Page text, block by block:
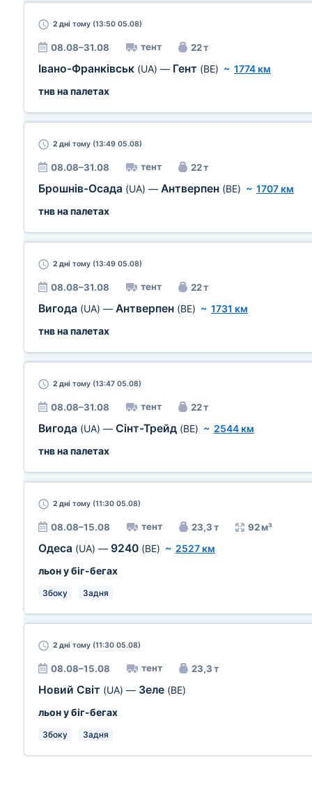
2 дні тому (13:50 05.08)
08.08–31.08 тент 22 т
Івано-Франківськ (UA) — Гент (BE) ~ 1774 км
тнв на палетах
2 дні тому (13:49 05.08)
08.08–31.08 тент 22 т
Брошнів-Осада (UA) — Антверпен (BE) ~ 1707 км
тнв на палетах
2 дні тому (13:49 05.08)
08.08–31.08 тент 22 т
Вигода (UA) — Антверпен (BE) ~ 1731 км
тнв на палетах
2 дні тому (13:47 05.08)
08.08–31.08 тент 22 т
Вигода (UA) — Сінт-Трейд (BE) ~ 2544 км
тнв на палетах
2 дні тому (11:30 05.08)
08.08–15.08 тент 23,3 т 92 м³
Одеса (UA) — 9240 (BE) ~ 2527 км
льон у біг-бегах
Збоку Задня
2 дні тому (11:30 05.08)
08.08–15.08 тент 23,3 т
Новий Світ (UA) — Зеле (BE)
льон у біг-бегах
Збоку Задня